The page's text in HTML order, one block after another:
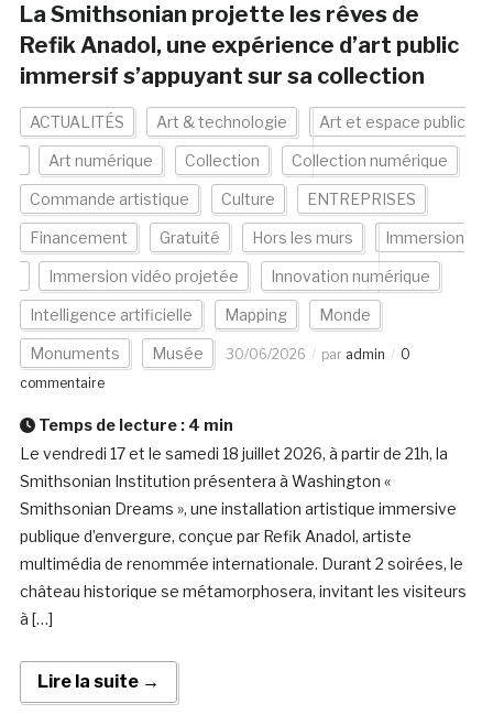
La Smithsonian projette les rêves de
Refik Anadol, une expérience d’art public
immersif s’appuyant sur sa collection
ACTUALITÉS Art & technologie Art et espace public
Art numérique Collection Collection numérique
Commande artistique Culture ENTREPRISES
Financement Gratuité Hors les murs Immersion
Immersion vidéo projetée Innovation numérique
Intelligence artificielle Mapping Monde
Monuments Musée 30/06/2026 par admin
0
commentaire
Temps de lecture : 4 min
Le vendredi 17 et le samedi 18 juillet 2026, à partir de 21h, la
Smithsonian Institution présentera à Washington «
Smithsonian Dreams », une installation artistique immersive
publique d’envergure, conçue par Refik Anadol, artiste
multimédia de renommée internationale. Durant 2 soirées, le
château historique se métamorphosera, invitant les visiteurs
à […]
Lire la suite →